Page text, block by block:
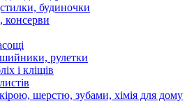
будиночки
консерви
рулетки
і кліщів
шерстю, зубами, хімія для дому